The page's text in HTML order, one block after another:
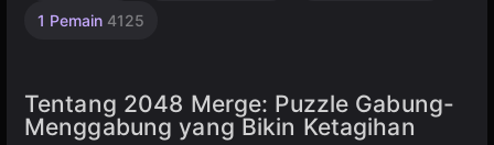
1 Pemain 4125
Tentang 2048 Merge: Puzzle Gabung-
Menggabung yang Bikin Ketagihan